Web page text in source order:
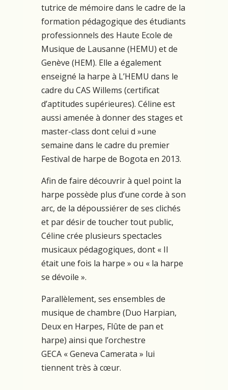
tutrice de mémoire dans le cadre de la
formation pédagogique des étudiants
professionnels des Haute Ecole de
Musique de Lausanne (HEMU) et de
Genève (HEM). Elle a également
enseigné la harpe à L’HEMU dans le
cadre du CAS Willems (certificat
d’aptitudes supérieures). Céline est
aussi amenée à donner des stages et
master-class dont celui d »une
semaine dans le cadre du premier
Festival de harpe de Bogota en 2013.
Afin de faire découvrir à quel point la
harpe possède plus d’une corde à son
arc, de la dépoussiérer de ses clichés
et par désir de toucher tout public,
Céline crée plusieurs spectacles
musicaux pédagogiques, dont « Il
était une fois la harpe » ou « la harpe
se dévoile ».
Parallèlement, ses ensembles de
musique de chambre (Duo Harpian,
Deux en Harpes, Flûte de pan et
harpe) ainsi que l’orchestre
GECA « Geneva Camerata » lui
tiennent très à cœur.